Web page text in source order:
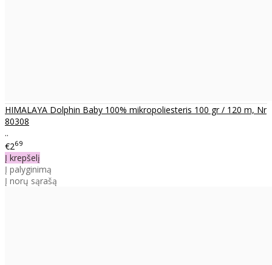
HIMALAYA Dolphin Baby 100% mikropoliesteris 100 gr / 120 m, Nr
80308
..
€269
Į krepšelį
Į palyginimą
Į norų sąrašą